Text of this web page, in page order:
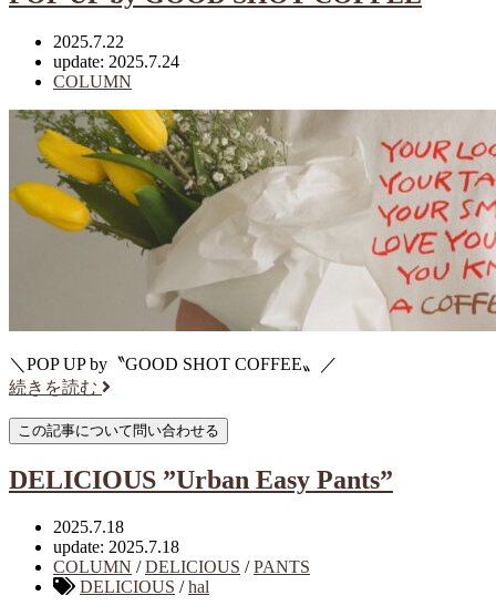
2025.7.22
update: 2025.7.24
COLUMN
＼POP UP by〝GOOD SHOT COFFEE〟／
続きを読む
DELICIOUS ”Urban Easy Pants”
2025.7.18
update: 2025.7.18
COLUMN /DELICIOUS /PANTS
DELICIOUS /hal